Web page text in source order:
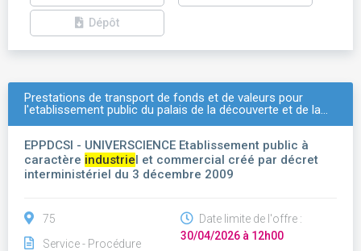
Dépôt
Prestations de transport de fonds et de valeurs pour
l'etablissement public du palais de la découverte et de la…
EPPDCSI - UNIVERSCIENCE Etablissement public à
caractère industriel et commercial créé par décret
interministériel du 3 décembre 2009
75
Service - Procédure
Date limite de l'offre :
30/04/2026 à 12h00